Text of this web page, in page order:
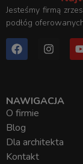
Jesteśmy firmą
podłóg
NAWIGACJA
O firmie
Blog
Dla architekta
Kontakt